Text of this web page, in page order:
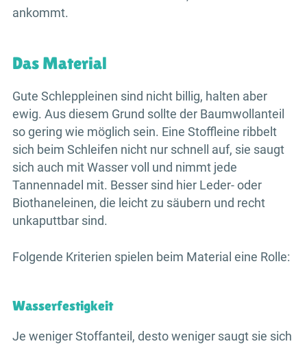
ankommt.
Das Material
Gute Schleppleinen sind nicht billig, halten aber
ewig. Aus diesem Grund sollte der Baumwollanteil
so gering wie möglich sein. Eine Stoffleine ribbelt
sich beim Schleifen nicht nur schnell auf, sie saugt
sich auch mit Wasser voll und nimmt jede
Tannennadel mit. Besser sind hier Leder- oder
Biothaneleinen, die leicht zu säubern und recht
unkaputtbar sind.
Folgende Kriterien spielen beim Material eine Rolle:
Wasserfestigkeit
Je weniger Stoffanteil, desto weniger saugt sie sich